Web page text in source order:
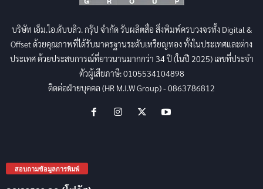
บริษัท เอ็ม.ไอ.ดับบลิว. กรุ๊ป จำกัด รับผลิตสื่อ สิ่งพิมพ์ครบวงจรทั้ง Digital &
Offset ด้วยคุณภาพที่ได้รับมาตรฐานระดับเหรียญทอง ทั้งในประเทศและต่าง
ประเทศ ด้วยประสบการณ์ที่ยาวนานมากกว่า 34 ปี (ในปี 2025) เลขที่ประจำ
ตัวผู้เสียภาษี: 0105534104898
ติดต่อฝ่ายบุคคล (HR M.I.W Group) - 0863786812
สอบถามข้อมูลการพิมพ์